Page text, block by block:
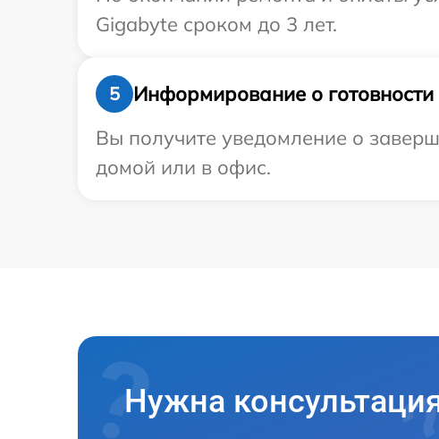
Gigabyte сроком до 3 лет.
5
Информирование о готовности
Вы получите уведомление о
домой или в офис.
Нужна